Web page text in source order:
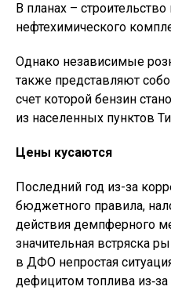
В планах –
нефтехимического
Однако независимые
также представляют
счет которой бензин
из населенных пунктов
Цены кусаются
Последний год из-за
бюджетного правила,
действия демпферного
значительная встряска
в ДФО непростая
дефицитом топлива